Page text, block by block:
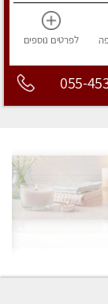
לפרטים נוספים
055-